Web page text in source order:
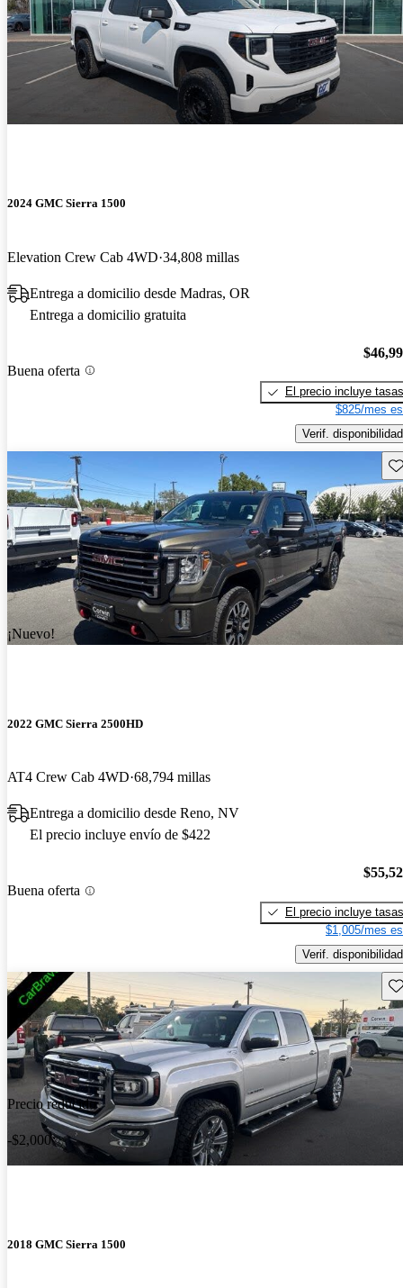
2024 GMC Sierra 1500
Elevation Crew Cab 4WD 34,808 millas
Entrega a domicilio desde Madras, OR
Entrega a domicilio gratuita
Buena oferta
El precio incluye tasas
$825/mes
Verif. disponibilidad
¡Nuevo!
2022 GMC Sierra 2500HD
AT4 Crew Cab 4WD 68,794 millas
Entrega a domicilio desde Reno, NV
El precio incluye envío de $422
Buena oferta
El precio incluye tasas
$1,005/mes
Verif. disponibilidad
Precio reducido
-$2,000
2018 GMC Sierra 1500